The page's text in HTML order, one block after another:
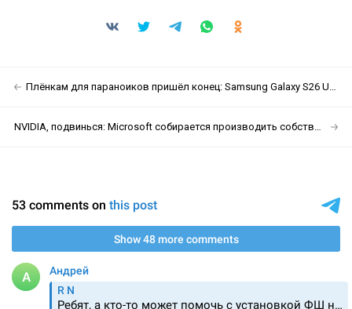
Плёнкам для параноиков пришёл конец: Samsung Galaxy S26 Ultra получит антишпионский дисплей
NVIDIA, подвинься: Microsoft собирается производить собственные видеокарты